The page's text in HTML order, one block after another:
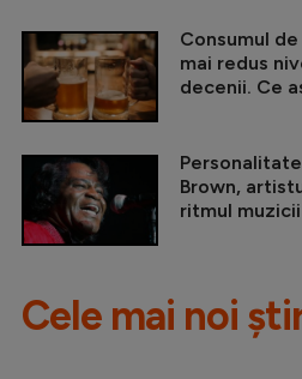
Consumul
mai redus
decenii. Ce
Brown,
ritmul
Cele mai noi